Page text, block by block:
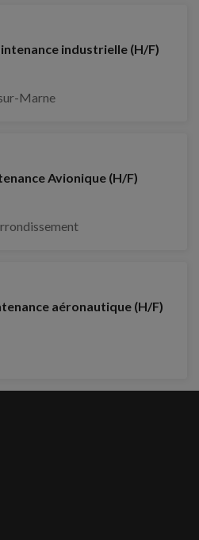
industrielle (H/F)
Marne
Avionique (H/F)
aéronautique (H/F)